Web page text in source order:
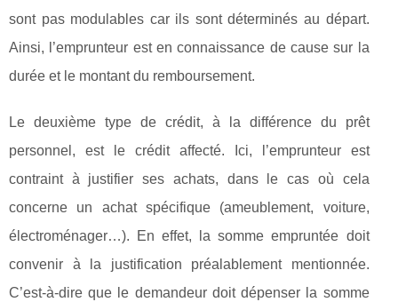
sont pas modulables car ils sont déterminés au départ.
Ainsi, l’emprunteur est en connaissance de cause sur la
durée et le montant du remboursement.
Le deuxième type de crédit, à la différence du prêt
personnel, est le crédit affecté. Ici, l’emprunteur est
contraint à justifier ses achats, dans le cas où cela
concerne un achat spécifique (ameublement, voiture,
électroménager…). En effet, la somme empruntée doit
convenir à la justification préalablement mentionnée.
C’est-à-dire que le demandeur doit dépenser la somme